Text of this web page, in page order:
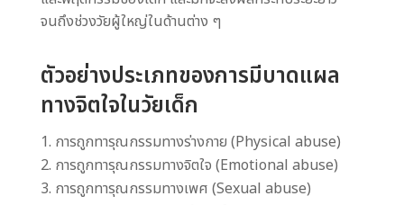
จนถึงช่วงวัยผู้ใหญ่ในด้านต่าง ๆ
ตัวอย่างประเภทของการมีบาดแผล
ทางจิตใจในวัยเด็ก
การถูกทารุณกรรมทางร่างกาย (Physical abuse)
การถูกทารุณกรรมทางจิตใจ (Emotional abuse)
การถูกทารุณกรรมทางเพศ (Sexual abuse)